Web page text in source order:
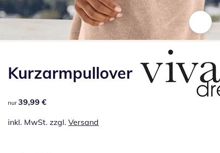
Kurzarmpullover
39,99 €
nur 39,99 €
inkl. MwSt. zzgl. Versand